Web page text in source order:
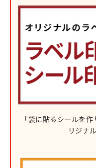
「袋に貼るシールを作
リジナ